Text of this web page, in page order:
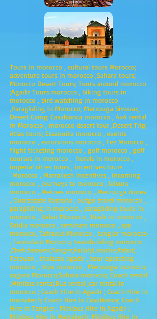
Tours in morocco , cultural tours Morocco;
adventure tours in morocco ,Sahara tours;
Morocco Desert Tours; Tours around morocco
;Agadir Tours morocco , biking tours in
morocco , bird watching in morocco
,Paragliding in Morocco; Merzouga bivouac,
Desert Camp; Casablanca morocco , 4x4 rental
in Morocco , morocco desert tour ,Desert Trip;
Atlas tours; Essaouira morocco , events
morocco , excursions morocco , Fez Morocco ,
flight ticketing morocco , golf morocco , golf
courses in morocco , hotels in morocco ,
imperial cities tours , incentives tours
Morocco , Marrakech incentives , incoming
morocco , journeys to morocco , leisure
morocco , Meknes morocco , Merzouga dunes
, Ouarzazate Kasbahs , outgo travel morocco ,
paragliding in morocco , paragliding tours in
morocco , Rabat Morocco , Riads in morocco ,
Saidia morocco , seminars morocco , spa
morocco, Tafraout Morocco , tangier morocco
, Taroudant Morocco, teambuilding morocco
,Chefchaouen;Tanger;Asilah;Larache;Rabat;
Tetouan , thalasso agadir , tour operating
morocco , trips morocco , Merzouga morocco;
zagora Morocco;Sahara morocco; Coach rental
;Minibus rental;Bus rental ;car rental in
morocco ; Coach Hire in Agadir ; Coach Hire in
marrakech; Coach Hire in Casablanca; Coach
Hire in Tangier ; Minibus Hire in Agadir ;
Minibus Hire in Marrakech; Minibus Hire in